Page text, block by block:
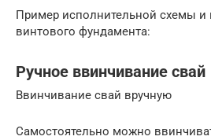
Пример исполнительной схемы и
винтового фундамента:
Ручное ввинчивание свай
Ввинчивание свай вручную
Самостоятельно можно